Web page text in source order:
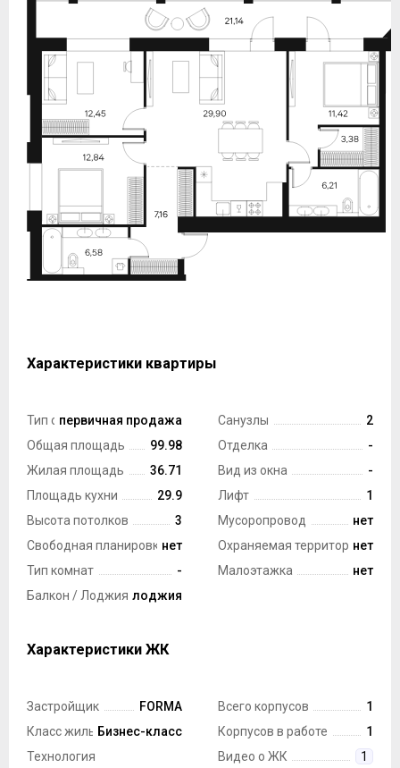
Характеристики квартиры
Тип сделкипервичная продажа
Общая площадь
99.98
Жилая площадь
36.71
Площадь кухни
29.9
Высота потолков
3
Свободная планировканет
Тип комнат
-
Балкон / Лоджия лоджия
Санузлы
2
Отделка
-
Вид из окна
-
Лифт
1
Мусоропровод
нет
Охраняемая территориянет
Малоэтажка
нет
Характеристики ЖК
Застройщик
FORMA
Класс жильяБизнес-класс
Технология
Всего корпусов
1
Корпусов в работе
1
Видео о ЖК
1